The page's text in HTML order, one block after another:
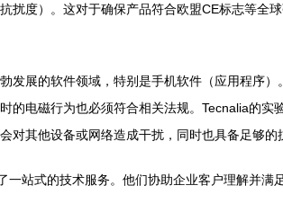
度）。这对于确保产品符合欧盟CE标志等全
发展的软件领域，特别是手机软件（应用程序
电磁行为也必须符合相关法规。Tecnalia的
其他设备或网络造成干扰，同时也具备足够的
站式的技术服务。他们协助企业客户理解并